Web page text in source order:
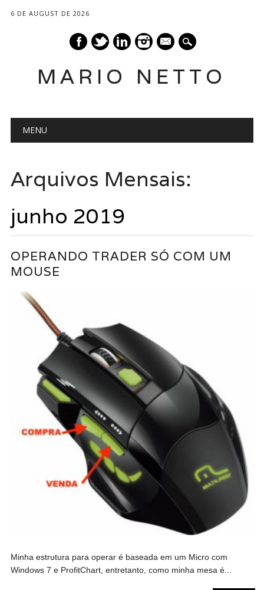
6 DE AUGUST DE 2026
mail
MARIO NETTO
Main menu
MENU
Arquivos Mensais:
junho 2019
OPERANDO TRADER SÓ COM UM
MOUSE
Minha estrutura para operar é baseada em um Micro com
Windows 7 e ProfitChart, entretanto, como minha mesa é...